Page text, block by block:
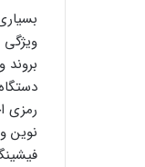
نوین